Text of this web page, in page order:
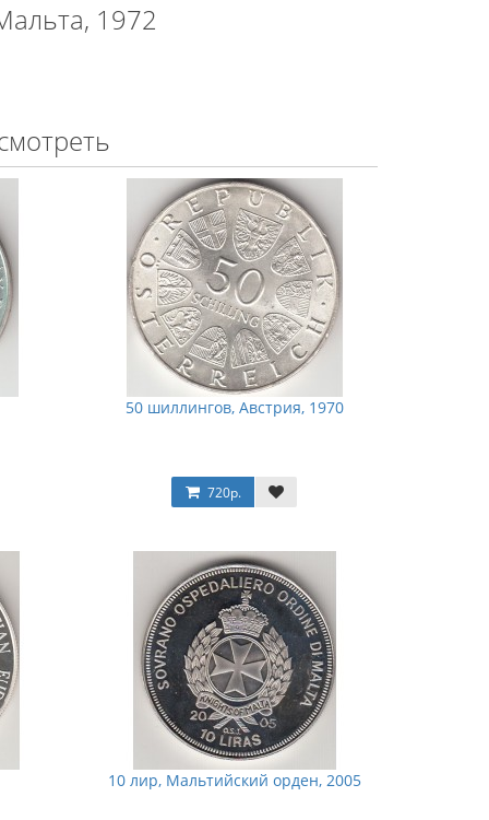
1972
50 шиллингов, Австрия, 1970
720р.
10 лир, Мальтийский орден, 2005